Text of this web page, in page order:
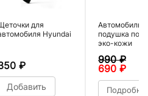
для
Hyundai
₽
Добавить
подушка под
эко-кожи
990₽
690 ₽